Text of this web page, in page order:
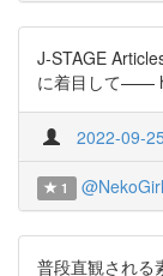
J-STAGE
に着目して——
2022-09-
1
普段直観される